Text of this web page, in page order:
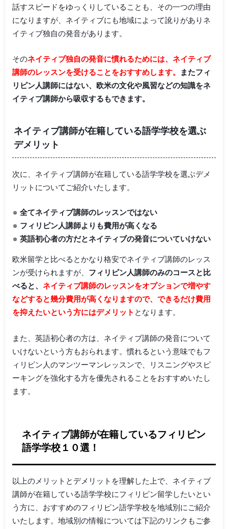
話すスピードをゆっくりしていることも、その一つの理由
になりますが、ネイティブにも地域によって訛りがありネ
イティブ独自の発音があります。
そのネイティブ独自の発音に慣れるためには、ネイティブ
講師のレッスンを受けることをおすすめします。
またフィ
リピン人講師にはない、欧米の文化や風習などの知識をネ
イティブ講師から吸収するもできます。
ネイティブ講師が在籍している語学学校を選ぶ
デメリット
次に、ネイティブ講師が在籍している語学学校を選ぶデメ
リットについてご紹介いたします。
全てネイティブ講師のレッスンではない
フィリピン人講師よりも費用が高くなる
英語初心者の方だとネイティブの発音についていけない
欧米留学と比べるとかなり格安でネイティブ講師のレッス
ンが受けられますが、 フィリピン人講師のみのコースと比
べると、 ネイティブ講師のレッスンをオプションで増やす
などすると幾分費用が高くなりますので、できるだけ費用
を抑えたいという方にはデメリット となります。
また、英語初心者の方は、ネイティブ講師の発音について
いけないという方もおられます。慣れるという意味でもフ
ィリピン人のマンツーマンレッスンで、リスニングやスピ
ーキングを強化する方を優先されることをおすすめいたし
ます。
ネイティブ講師が在籍しているフィリピン
語学学校１０選！
以上のメリットとデメリットを理解した上で、ネイティブ
講師が在籍している語学学校にフィリピン留学したいとい
う方に、おすすめのフィリピン語学学校を地域別にご紹介
いたします。地域別の情報については下記のリンクもご参